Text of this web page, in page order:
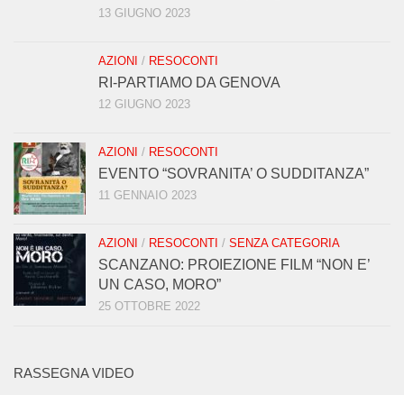
13 GIUGNO 2023
AZIONI / RESOCONTI
RI-PARTIAMO DA GENOVA
12 GIUGNO 2023
AZIONI / RESOCONTI
EVENTO “SOVRANITA’ O SUDDITANZA”
11 GENNAIO 2023
AZIONI / RESOCONTI / SENZA CATEGORIA
SCANZANO: PROIEZIONE FILM “NON E’
UN CASO, MORO”
25 OTTOBRE 2022
RASSEGNA VIDEO